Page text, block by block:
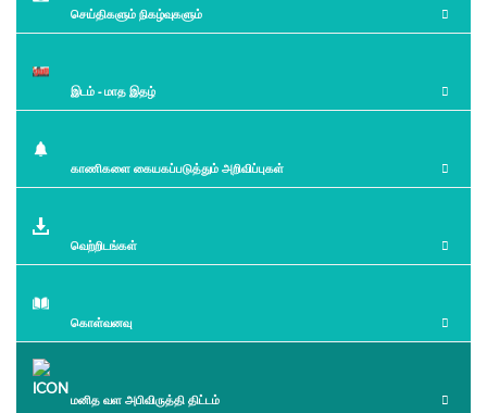
செய்திகளும் நிகழ்வுகளும்
இடம் - மாத இதழ்
காணிகளை கையகப்படுத்தும் அறிவிப்புகள்
வெற்றிடங்கள்
கொள்வனவு
மனித வள அபிவிருத்தி திட்டம்